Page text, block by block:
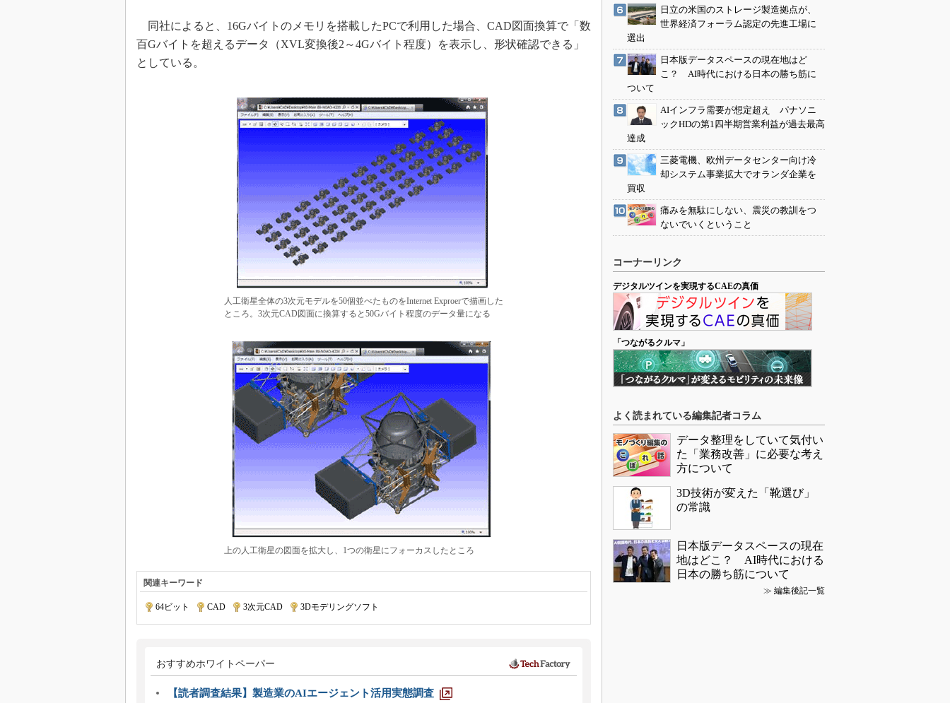
植物工場
知財マネジメント
グローバル設計・開発
制御セキュリティ
新型コロナへの対応
同社によると、16Gバイトのメモリを搭載したPCで利用した場合、CAD図面換算で「数
百Gバイトを超えるデータ（XVL変換後2～4Gバイト程度）を表示し、形状確認できる」
としている。
人工衛星全体の3次元モデルを50個並べたものをInternet Exproerで描画した
ところ。3次元CAD図面に換算すると50Gバイト程度のデータ量になる
上の人工衛星の図面を拡大し、1つの衛星にフォーカスしたところ
関連キーワード
64ビット CAD 3次元CAD 3Dモデリングソフト
おすすめホワイトペーパー
【読者調査結果】製造業のAIエージェント活用実態調査
日立の米国のストレージ製造拠点が、
世界経済フォーラム認定の先進工場に
選出
日本版データスペースの現在地はど
こ？ AI時代における日本の勝ち筋に
ついて
AIインフラ需要が想定超え パナソニ
ックHDの第1四半期営業利益が過去最高
達成
三菱電機、欧州データセンター向け冷
却システム事業拡大でオランダ企業を
買収
痛みを無駄にしない、震災の教訓をつ
ないでいくということ
コーナーリンク
デジタルツインを実現するCAEの真価
「つながるクルマ」
よく読まれている編集記者コラム
データ整理をしていて気付い
た「業務改善」に必要な考え
方について
3D技術が変えた「靴選び」
の常識
日本版データスペースの現在
地はどこ？ AI時代における
日本の勝ち筋について
≫ 編集後記一覧